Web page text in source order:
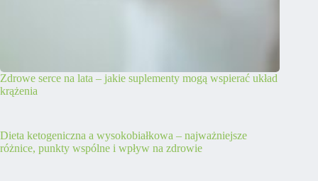
Zdrowe serce na lata – jakie suplementy mogą wspierać układ
krążenia
Dieta ketogeniczna a wysokobiałkowa – najważniejsze
różnice, punkty wspólne i wpływ na zdrowie